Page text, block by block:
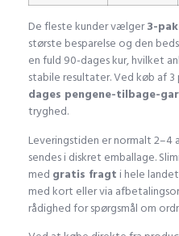
De fleste kunder vælger3-
største besparelse og den
en fuld 90-dages kur, hvilket
stabile resultater. Ved køb af
dages pengene-tilbage-
tryghed.
Leveringstiden er normalt 2–4
sendes i diskret emballage.
med gratis fragt i hele
med kort eller via
rådighed for spørgsmål om